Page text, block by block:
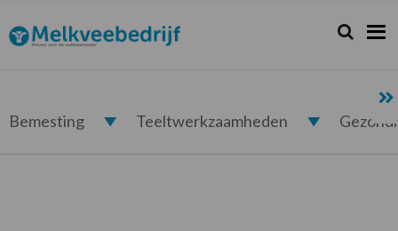
de
hoofdnavigatie
de
hoofd
de
eerste
de
voettekst
Melkveebedrijf.nl Zoeken...
Zoek
Bemesting Teeltwerkzaamheden